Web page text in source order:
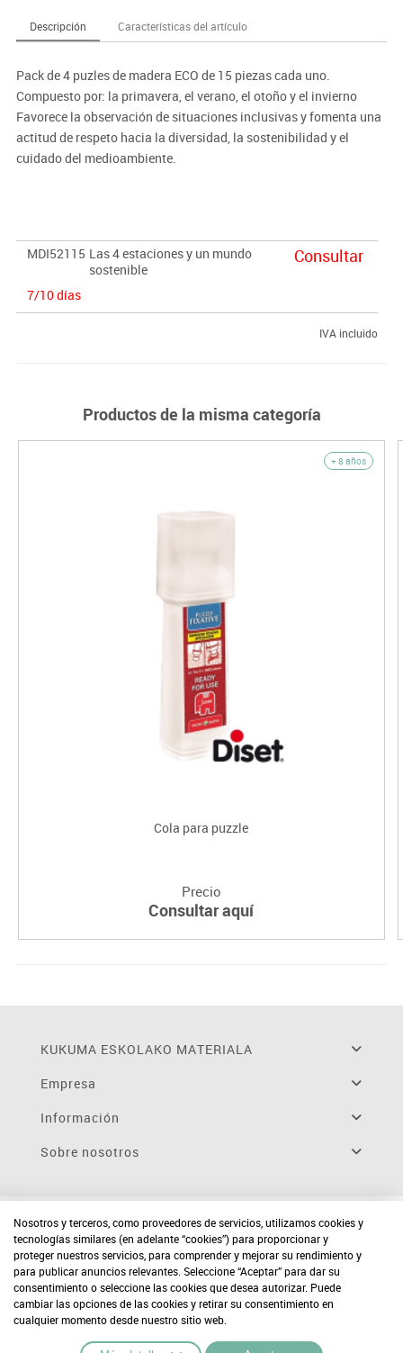
Descripción Características del artículo
Pack de 4 puzles de madera ECO de 15 piezas cada uno.
Compuesto por: la primavera, el verano, el otoño y el invierno
Favorece la observación de situaciones inclusivas y fomenta una
actitud de respeto hacia la diversidad, la sostenibilidad y el
cuidado del medioambiente.
MDI52115 Las 4 estaciones y un mundo
sostenible
7/10 días
Consultar
IVA incluido
Productos de la misma categoría
+ 8 años
Cola para puzzle
Precio
Consultar aquí
KUKUMA ESKOLAKO MATERIALA
Empresa
Información
Sobre nosotros
Nosotros y terceros, como proveedores de servicios, utilizamos cookies y
tecnologías similares (en adelante “cookies”) para proporcionar y
proteger nuestros servicios, para comprender y mejorar su rendimiento y
para publicar anuncios relevantes. Seleccione “Aceptar” para dar su
consentimiento o seleccione las cookies que desea autorizar. Puede
cambiar las opciones de las cookies y retirar su consentimiento en
cualquier momento desde nuestro sitio web.